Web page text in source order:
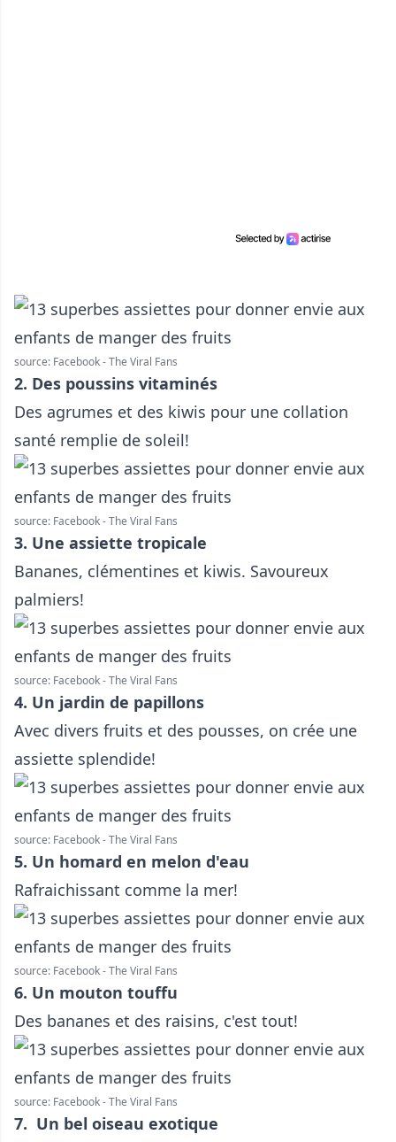
source: Facebook - The Viral Fans
2. Des poussins vitaminés
Des agrumes et des kiwis pour une collation
santé remplie de soleil!
source: Facebook - The Viral Fans
3. Une assiette tropicale
Bananes, clémentines et kiwis. Savoureux
palmiers!
source: Facebook - The Viral Fans
4. Un jardin de papillons
Avec divers fruits et des pousses, on crée une
assiette splendide!
source: Facebook - The Viral Fans
5. Un homard en melon d'eau
Rafraichissant comme la mer!
source: Facebook - The Viral Fans
6. Un mouton touffu
Des bananes et des raisins, c'est tout!
source: Facebook - The Viral Fans
7. Un bel oiseau exotique